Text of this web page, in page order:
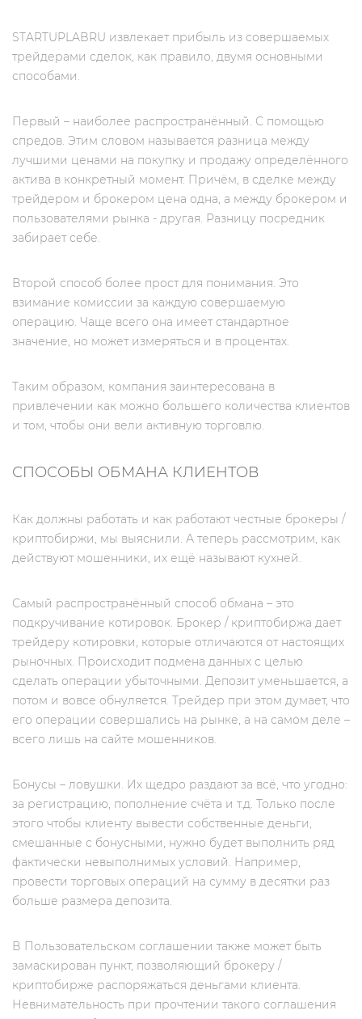
STARTUPLABRU извлекает прибыль из совершаемых
трейдерами сделок, как правило, двумя основными
способами.
Первый – наиболее распространённый. С помощью
спредов. Этим словом называется разница между
лучшими ценами на покупку и продажу определённого
актива в конкретный момент. Причём, в сделке между
трейдером и брокером цена одна, а между брокером и
пользователями рынка - другая. Разницу посредник
забирает себе.
Второй способ более прост для понимания. Это
взимание комиссии за каждую совершаемую
операцию. Чаще всего она имеет стандартное
значение, но может измеряться и в процентах.
Таким образом, компания заинтересована в
привлечении как можно большего количества клиентов
и том, чтобы они вели активную торговлю.
СПОСОБЫ ОБМАНА КЛИЕНТОВ
Как должны работать и как работают честные брокеры /
криптобиржи, мы выяснили. А теперь рассмотрим, как
действуют мошенники, их ещё называют кухней.
Самый распространённый способ обмана – это
подкручивание котировок. Брокер / криптобиржа дает
трейдеру котировки, которые отличаются от настоящих
рыночных. Происходит подмена данных с целью
сделать операции убыточными. Депозит уменьшается, а
потом и вовсе обнуляется. Трейдер при этом думает, что
его операции совершались на рынке, а на самом деле –
всего лишь на сайте мошенников.
Бонусы – ловушки. Их щедро раздают за всё, что угодно:
за регистрацию, пополнение счёта и т.д. Только после
этого чтобы клиенту вывести собственные деньги,
смешанные с бонусными, нужно будет выполнить ряд
фактически невыполнимых условий. Например,
провести торговых операций на сумму в десятки раз
больше размера депозита.
В Пользовательском соглашении также может быть
замаскирован пункт, позволяющий брокеру /
криптобирже распоряжаться деньгами клиента.
Невнимательность при прочтении такого соглашения